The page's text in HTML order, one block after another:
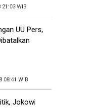
21:03 WIB
UU Pers,
08:41 WIB
Jokowi